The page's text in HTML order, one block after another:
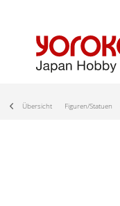
Übersicht Figuren/Statuen